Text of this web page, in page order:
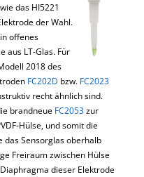
das HI5221
der Wahl.
offenes
aus LT-Glas. Für
2018 des
FC202D bzw. FC2023
recht ähnlich sind.
brandneue FC2053zur
Hülse, und somit die
Sensorglas oberhalb
Freiraum zwischen Hülse
dieser Elektrode